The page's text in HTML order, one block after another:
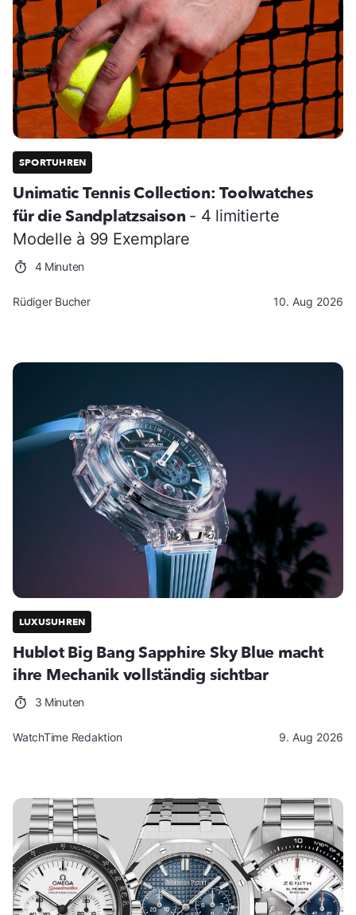
SPORTUHREN
Unimatic Tennis Collection: Toolwatches
für die Sandplatzsaison - 4 limitierte
Modelle à 99 Exemplare
4 Minuten
Rüdiger Bucher 10. Aug 2026
LUXUSUHREN
Hublot Big Bang Sapphire Sky Blue macht
ihre Mechanik vollständig sichtbar
3 Minuten
WatchTime Redaktion 9. Aug 2026